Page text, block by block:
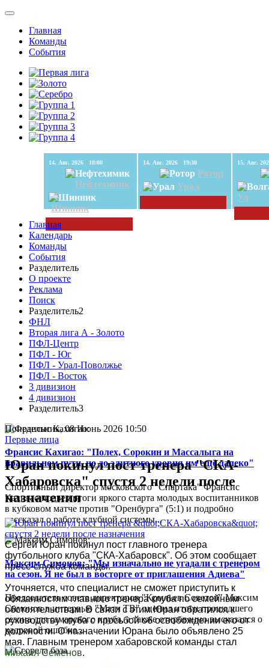
Главная
Команды
События
14. Авг. 2026 18:00
Нефтехимик
Шинник
14. Авг. 2026 19:30
Ротор
Урал
Ул
Главная
Календарь
Команды
События
Разделитель
О проекте
Реклама
Поиск
Разделитель2
ФНЛ
Вторая лига А - Золото
ПФЛ-Центр
ПФЛ - Юг
ПФЛ - Урал-Поволжье
ПФЛ - Восток
3 дивизион
4 дивизион
Разделитель3
Франсис Кахигао: "Полех, Сорокин и Массалыга на
правильном пути, но до элитного уровня им ещё далеко"
Спортивный директор московского "Спартака" Франсис
Кахигао подвел итоги яркого старта молодых воспитанников
в кубковом матче против "Оренбурга" (5:1) и подробно
рассказал о работе клубной системы...
Максим Симонов: "Мы изначально не угадали с тренером
на сезон. Я не был в восторге от приглашения Адиева"
Председатель совета директоров "Крыльев Советов" Максим
Симонов в интервью "Матч ТВ" оценил итоги прошедшего
сезона для самарского клуба, а также откровенно высказался о
кадровой ошибке...
Понедельник, 08 Июнь 2026 10:50
Первые лица
Юран покинул пост тренера "СКА-
Хабаровска" спустя 2 недели после
назначения
Сергей Юран покинул пост главного тренера
футбольного клуба "СКА-Хабаровск". Об этом сообщает
пресс-служба команды.
Уточняется, что специалист не сможет приступить к
обязанностям главного тренера клуба по семейным
обстоятельствам. В связи с этим Юран обратился к
руководству клуба с просьбой об освобождении его от
должности. О назначении Юрана было объявлено 25
мая. Главным тренером хабаровской команды стал
Михаил Семенов.